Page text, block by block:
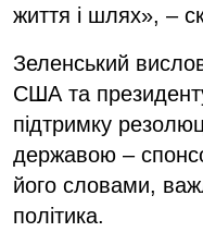
життя і шлях», –
Зеленський
США та
підтримку
державою –
його словами,
політика.